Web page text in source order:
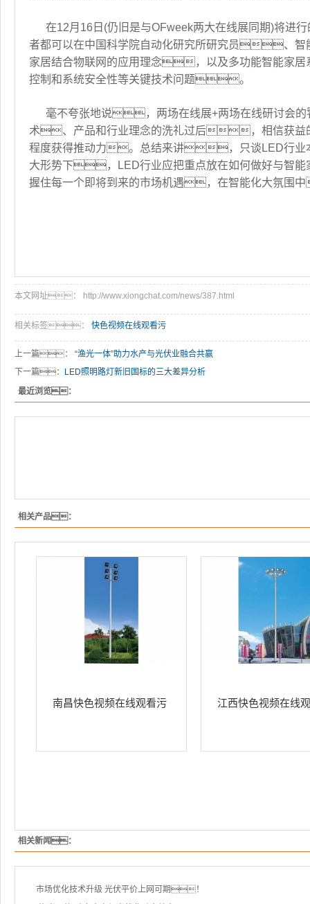
在12月16日(仍旧是与OFweek两大在线展同期)将进
者都可以在中国科学院自动化研究所研究员、
家居结合物联网的应用理念，以及多功能智能
控制和系统安全性等关键技术问题。
毫不夸张地说，两场在线展+两场在线研讨
术、产品和行业理念的洗礼过后，相信获益
程度获得推动力。总结来讲，只谈LED行业
大形势下，LED行业应把重点放在如何做好与
握住每一个即将到来的市场机遇，在智能化大氛
本文网址： http://www.xiongchat.com/news/387.html
相关标签： 快色视频在线观看污
上一篇： “渔光一体”助力水产与光伏业融合共赢
下一篇：
LED照明路灯新旧国标的三大差异分析
最近浏览：
相关产品：
南昌快色视频在线观看污 江西快色视频在线
相关新闻：
市场优化技术升级 光伏平价上网可期！